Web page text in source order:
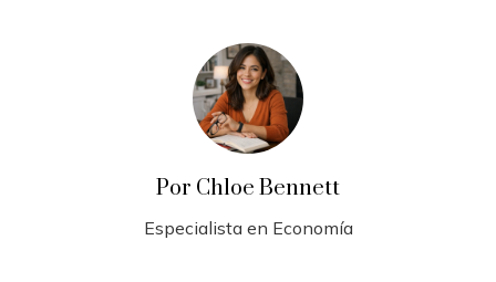
Por Chloe Bennett
Especialista en Economía